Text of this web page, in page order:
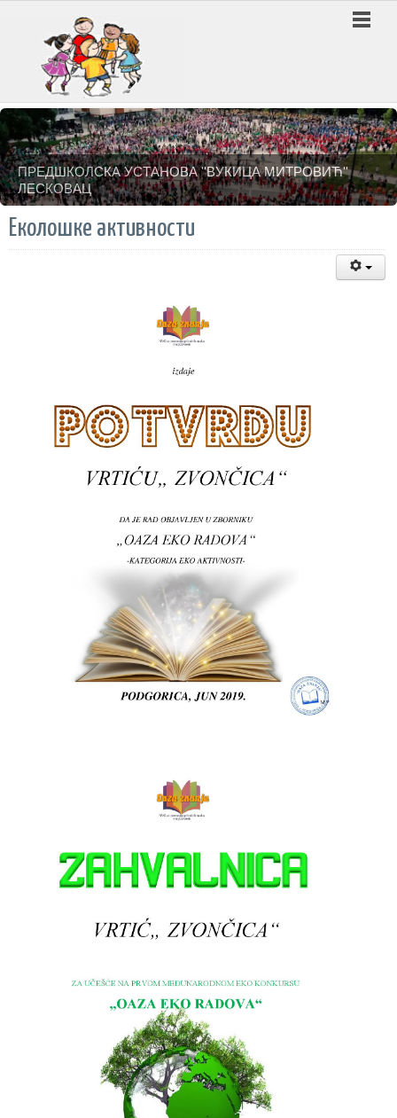
ПРЕДШКОЛСКА УСТАНОВА ''ВУКИЦА МИТРОВИЋ''
ЛЕСКОВАЦ
Еколошке активности